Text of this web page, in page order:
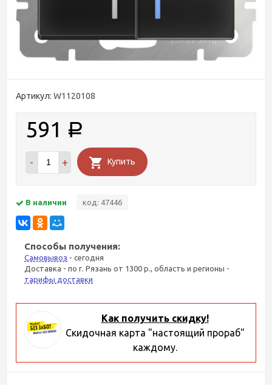
Артикул: W1120108
591 Р
- + Купить
В наличии код: 47446
Способы получения:
Самовывоз - сегодня
Доставка - по г. Рязань от 1300 р., область и регионы -
тарифы доставки
Как получить скидку!
Скидочная карта "настоящий прораб"
каждому.